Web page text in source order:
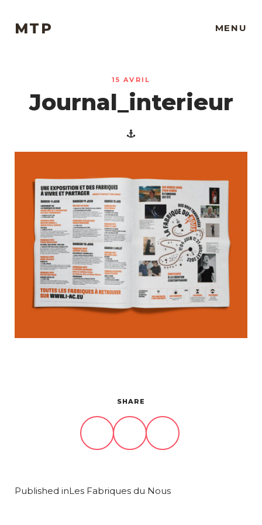
MTP MENU
Projets
À propos
15 AVRIL
Journal_interieur
SHARE
Published inLes Fabriques du Nous